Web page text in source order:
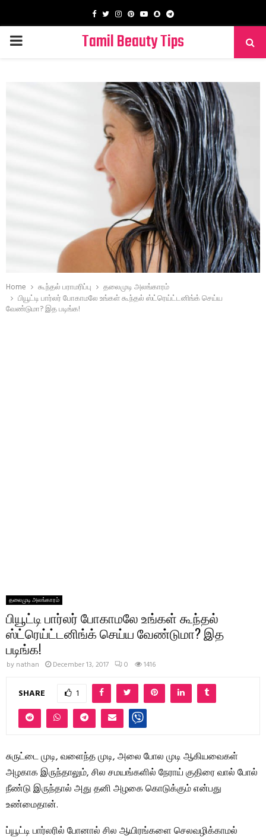
Facebook
TwitterInstagram
PinterestYoutube
SnapchatTelegram
PRIMARY
Tamil Beauty Tips
Home கூந்தல் பராமரிப்பு
தலைமுடி அலங்காரம்
பியூட்டி பார்லர் போகாமலே உங்கள் கூந்தல் ஸ்ட்ரெய்ட்டனிங்க் செய்ய
வேண்டுமா? இத படிங்க!
தலைமுடி அலங்காரம்
பியூட்டி பார்லர் போகாமலே உங்கள் கூந்தல்
ஸ்ட்ரெய்ட்டனிங்க் செய்ய வேண்டுமா? இத
படிங்க!
by nathan December 13, 2017 0 1416
SHARE 1
சுருட்டை முடி, வளைந்த முடி, அலை போல முடி ஆகியவைகள்
அழகாக இருந்தாலும், சில சமயங்களில் நேராய் குதிரை வால் போல்
நீண்டு இருந்தால் அது தனி அழகை கொடுக்கும் என்பது
உண்மைதான்.
ப்யூட்டி பார்லரில் போனால் சில ஆயிரங்களை செலவழிக்காமல்